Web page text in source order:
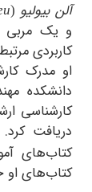
(
مربی است که
کارشناسی
ارشد خود در
کرد. او به
آموزش
او جزء